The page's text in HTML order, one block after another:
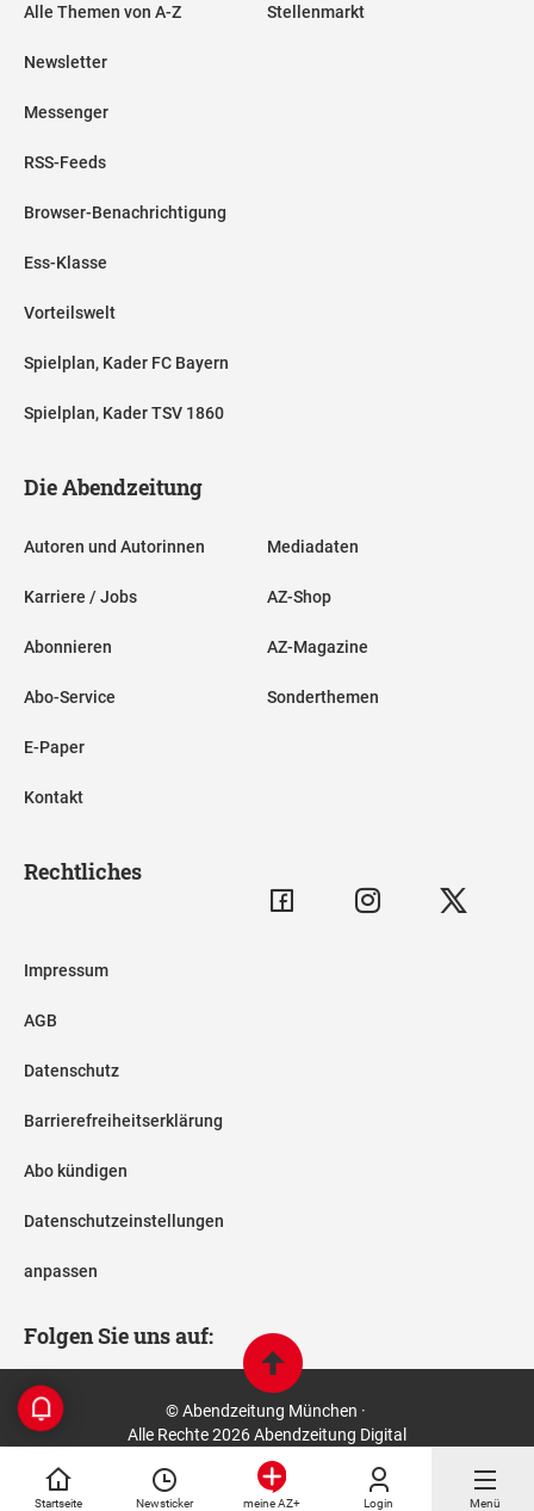
Startseite Newsticker meine AZ+ Login Menü
Alle Themen von A-Z
Newsletter
Messenger
RSS-Feeds
Browser-Benachrichtigung
Ess-Klasse
Vorteilswelt
Spielplan, Kader FC Bayern
Spielplan, Kader TSV 1860
Stellenmarkt
Die Abendzeitung
Autoren und Autorinnen
Karriere / Jobs
Abonnieren
Abo-Service
E-Paper
Kontakt
Mediadaten
AZ-Shop
AZ-Magazine
Sonderthemen
Rechtliches
Impressum
AGB
Datenschutz
Barrierefreiheitserklärung
Abo kündigen
Datenschutzeinstellungen
anpassen
Folgen Sie uns auf:
© Abendzeitung München ·
Alle Rechte 2026 Abendzeitung Digital